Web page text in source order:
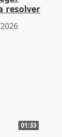
resolver
01:33